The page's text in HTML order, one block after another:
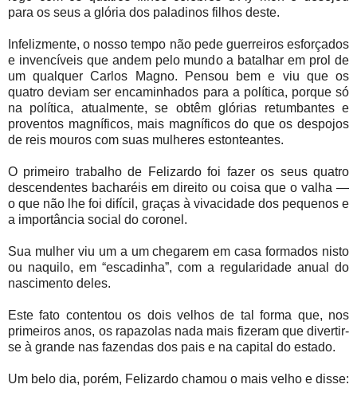
para os seus a glória dos paladinos filhos deste.
Infelizmente, o nosso tempo não pede guerreiros esforçados
e invencíveis que andem pelo mundo a batalhar em prol de
um qualquer Carlos Magno. Pensou bem e viu que os
quatro deviam ser encaminhados para a política, porque só
na política, atualmente, se obtêm glórias retumbantes e
proventos magníficos, mais magníficos do que os despojos
de reis mouros com suas mulheres estonteantes.
O primeiro trabalho de Felizardo foi fazer os seus quatro
descendentes bacharéis em direito ou coisa que o valha —
o que não lhe foi difícil, graças à vivacidade dos pequenos e
a importância social do coronel.
Sua mulher viu um a um chegarem em casa formados nisto
ou naquilo, em “escadinha”, com a regularidade anual do
nascimento deles.
Este fato contentou os dois velhos de tal forma que, nos
primeiros anos, os rapazolas nada mais fizeram que divertir-
se à grande nas fazendas dos pais e na capital do estado.
Um belo dia, porém, Felizardo chamou o mais velho e disse: